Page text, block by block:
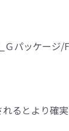
パッケージ/
るとより確実